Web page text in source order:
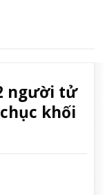
người tử
khối